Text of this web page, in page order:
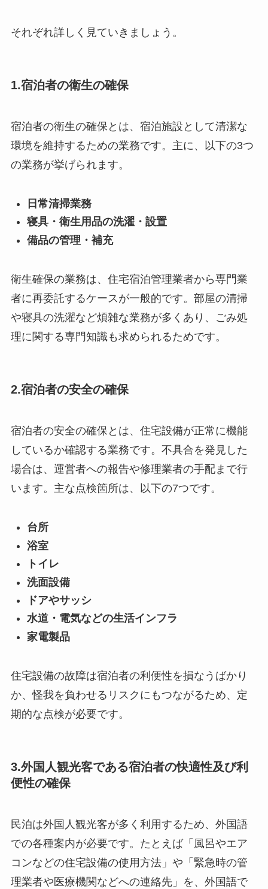
それぞれ詳しく見ていきましょう。
1.宿泊者の衛生の確保
宿泊者の衛生の確保とは、宿泊施設として清潔な
環境を維持するための業務です。主に、以下の3つ
の業務が挙げられます。
日常清掃業務
寝具・衛生用品の洗濯・設置
備品の管理・補充
衛生確保の業務は、住宅宿泊管理業者から専門業
者に再委託するケースが一般的です。部屋の清掃
や寝具の洗濯など煩雑な業務が多くあり、ごみ処
理に関する専門知識も求められるためです。
2.宿泊者の安全の確保
宿泊者の安全の確保とは、住宅設備が正常に機能
しているか確認する業務です。不具合を発見した
場合は、運営者への報告や修理業者の手配まで行
います。主な点検箇所は、以下の7つです。
台所
浴室
トイレ
洗面設備
ドアやサッシ
水道・電気などの生活インフラ
家電製品
住宅設備の故障は宿泊者の利便性を損なうばかり
か、怪我を負わせるリスクにもつながるため、定
期的な点検が必要です。
3.外国人観光客である宿泊者の快適性及び利
便性の確保
民泊は外国人観光客が多く利用するため、外国語
での各種案内が必要です。たとえば「風呂やエア
コンなどの住宅設備の使用方法」や「緊急時の管
理業者や医療機関などへの連絡先」を、外国語で